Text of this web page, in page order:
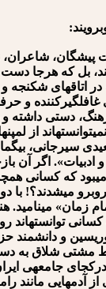
پیشگان،
بل که هرجا
شکنجه و
و
دستی
سیرجانی،
ادبیات». اگر آن
که کسانی
می⁯شدند؟! با
زمان» می⁯نامید.
توانسته⁯اند
و دانشمند حزب
مشتی شلاق به
جامعه⁯ی
آدمهایی مانند